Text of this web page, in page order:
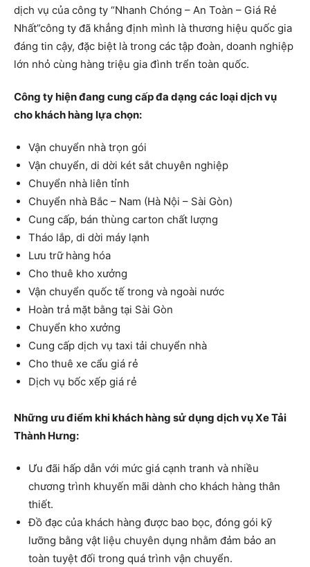
dịch vụ của công ty “Nhanh Chóng – An Toàn – Giá Rẻ
Nhất”công ty đã khẳng định mình là thương hiệu quốc gia
đáng tin cậy, đặc biệt là trong các tập đoàn, doanh nghiệp
lớn nhỏ cùng hàng triệu gia đình trển toàn quốc.
Công ty hiện đang cung cấp đa dạng các loại dịch vụ
cho khách hàng lựa chọn:
Vận chuyển nhà trọn gói
Vận chuyển, di dời két sắt chuyên nghiệp
Chuyển nhà liên tỉnh
Chuyển nhà Bắc – Nam (Hà Nội – Sài Gòn)
Cung cấp, bán thùng carton chất lượng
Tháo lắp, di dời máy lạnh
Lưu trữ hàng hóa
Cho thuê kho xưởng
Vận chuyển quốc tế trong và ngoài nước
Hoàn trả mặt bằng tại Sài Gòn
Chuyển kho xưởng
Cung cấp dịch vụ taxi tải chuyển nhà
Cho thuê xe cẩu giá rẻ
Dịch vụ bốc xếp giá rẻ
Những ưu điểm khi khách hàng sử dụng dịch vụ Xe Tải
Thành Hưng:
Ưu đãi hấp dẫn với mức giá cạnh tranh và nhiều
chương trình khuyến mãi dành cho khách hàng thân
thiết.
Đồ đạc của khách hàng được bao bọc, đóng gói kỹ
lưỡng bằng vật liệu chuyên dụng nhằm đảm bảo an
toàn tuyệt đối trong quá trình vận chuyển.